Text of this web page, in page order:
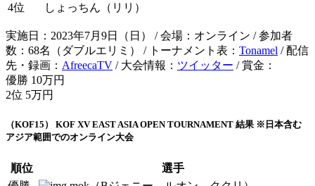
4位
しょっちん（リリ）
実施日：2023年7月9日（日） / 会場：オンライン / 参加者
数：68名（ダブルエリミ） / トーナメント表： Tonamel / 配信
先・録画： AfreecaTV / 大会情報： ツイッター / 賞金：
優勝 10万円
2位 5万円
（KOF15） KOF XV EAST ASIA OPEN TOURNAMENT 結果 ※日本含む
アジア範囲でのオンライン大会
順位
選手